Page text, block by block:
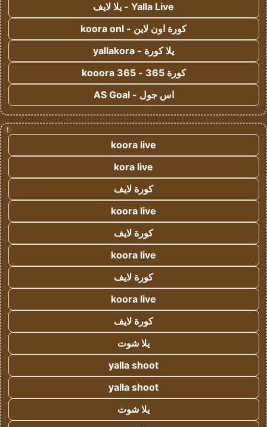
Yalla Live - يلا لايف
كورة اون لاين - koora onl
يلا كورة - yallakora
كورة 365 - kooora 365
اس جول - AS Goal
!
koora live
kora live
كورة لايف
koora live
كورة لايف
koora live
كورة لايف
koora live
كورة لايف
يلا شوت
yalla shoot
yalla shoot
يلا شوت